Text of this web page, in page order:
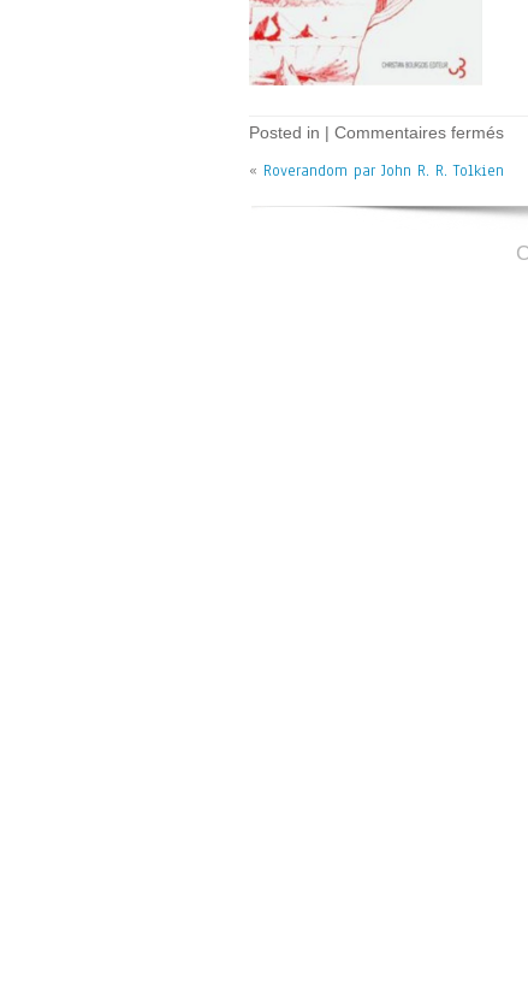
Posted in | Commentaires ferméssur
« Roverandom par John R. R. Tolkien